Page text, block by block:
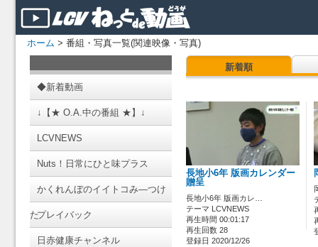
ホーム > 番組・写真一覧(関連映像・写真)
◆新着動画
↓【★ O.A.中の番組 ★】↓
LCVNEWS
Nuts！日常にひと味プラス
かくれんぼのイイトコみ―つけ
たプレイバック
日赤健康チャンネル
新着順
長地小6年 版画カレンダー
贈呈
長地小6年 版画カレ…
テーマ LCVNEWS
再生時間 00:01:17
再生回数 28
登録日 2020/12/26